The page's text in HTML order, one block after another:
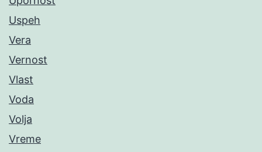
Uspeh
Vera
Vernost
Vlast
Voda
Volja
Vreme